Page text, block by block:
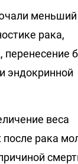
меньший
рака,
эндокринной
веса
рака